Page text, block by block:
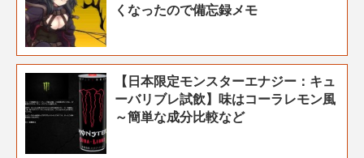
くなったので備忘録メモ
【日本限定モンスターエナジー：キュ
ーバリブレ試飲】味はコーラレモン風
～簡単な成分比較など